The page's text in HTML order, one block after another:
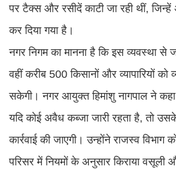
पर टैक्स और रसीदें काटी जा रही थीं, जिन्हें
कर दिया गया है।
​नगर निगम का मानना है कि इस व्यवस्था से
वहीं करीब 500 किसानों और व्यापारियों
सकेगी। ​​नगर आयुक्त हिमांशु नागपाल ने
यदि कोई अवैध कब्जा जारी रहता है, तो
कार्रवाई की जाएगी। उन्होंने राजस्व
परिसर में नियमों के अनुसार किराया वसूली